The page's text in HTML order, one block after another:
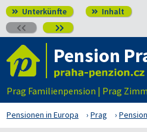
 Unterkünfte  Inhalt
 
Pension
Prag Familienpension | Prag
Pensionen in Europa Prag